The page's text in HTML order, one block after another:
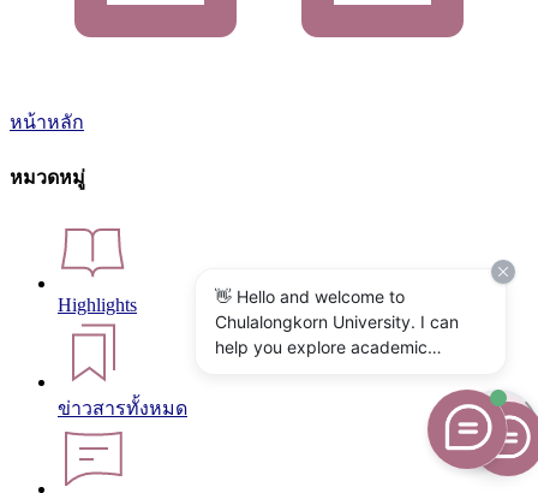
หน้าหลัก
หมวดหมู่
Highlights
ข่าวสารทั้งหมด
👋 Hello and welcome to
Chulalongkorn University. I can
help you explore academic